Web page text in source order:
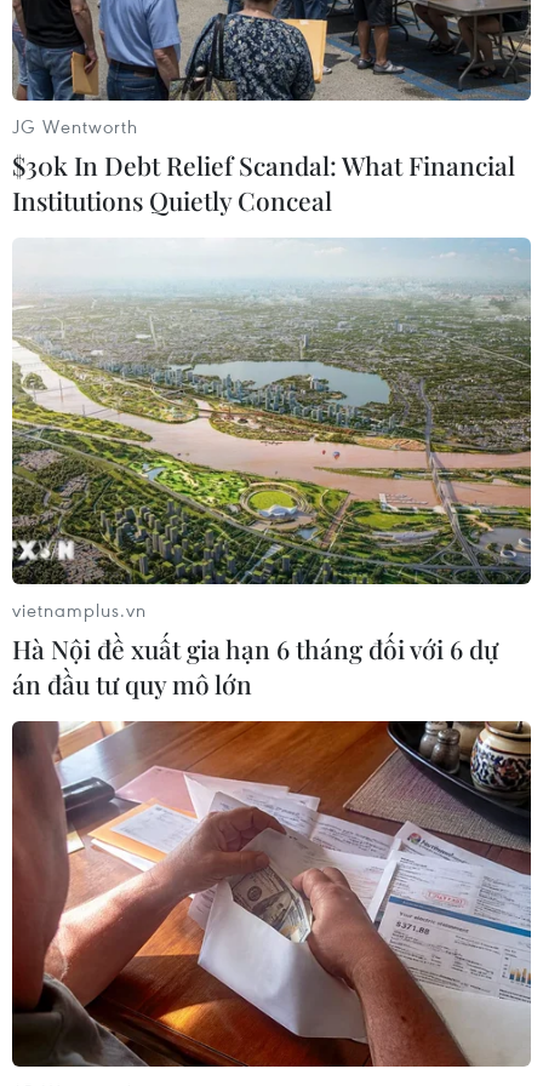
Cán bộ, nhân viên Bệnh viện dã chiến 2.3 động viên nhau trước
khi lên đường làm nhiệm vụ tại Bentiu, Nam Sudan. (Ảnh:
Thanh Vũ/TTXVN)
Những ngày đầu năm Nhâm Dần 2022, Bệnh
viện dã chiến cấp 2 số 3 (BVDC 2.3) của lực
lượng gìn giữ hòa bình Việt Nam đã thực hiện
thành công liên tiếp 4 ca phẫu thuật cho những
bệnh nhân là cán bộ, nhân viên Liên hợp quốc
người Nam Sudan, qua đó tiếp tục khẳng định
đóng góp tích cực của Việt Nam đối với nhiệm
vụ gìn giữ hòa bình Liên hợp quốc nói chung và
cho đất nước Nam Sudan nói riêng.
Trong 4 ca phẫu thuật, có 3 trường hợp phẫu
thuật viêm ruột thừa đều là những trường hợp
được chẩn đoán đợt cấp của viêm ruột thừa
mạn, với triệu chứng lâm sàng không điển
hình.
Các bệnh nhân đều có triệu chứng đau hố chậu
phải trong thời gian dài khoảng một năm nay,
với nhiều đợt cấp tính. Họ đã đi khám bệnh
JG Wentworth
$30k In Debt Relief Scandal: What Financial
Institutions Quietly Conceal
vietnamplus.vn
Hà Nội đề xuất gia hạn 6 tháng đối với 6 dự
án đầu tư quy mô lớn